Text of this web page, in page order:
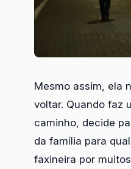
Mesmo assim, ela
voltar. Quando faz
caminho, decide
da família para
faxineira por